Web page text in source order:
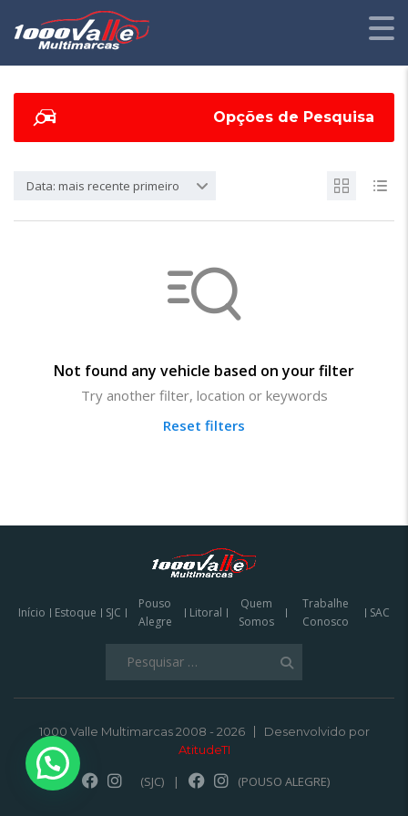
Opções de Pesquisa
Data: mais recente primeiro
Not found any vehicle based on your filter
Try another filter, location or keywords
Reset filters
Início Estoque SJC
Pouso
Alegre
Litoral
Quem
Somos
Trabalhe
Conosco
SAC
1000 Valle Multimarcas 2008 - 2026
Desenvolvido por
AtitudeTI
(SJC) | (POUSO ALEGRE)